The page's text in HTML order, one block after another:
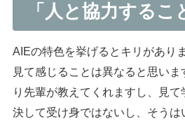
「人と協力するこ
AIEの特色を挙げるとキリがあり
見て感じることは異なると思い
り先輩が教えてくれますし、見て
決して受け身ではないし、そうは